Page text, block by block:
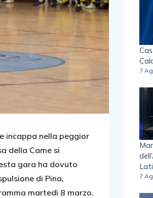
incappa nella peggior
della Came si
gara ha dovuto
di Pina,
martedì 8 marzo.
7
7